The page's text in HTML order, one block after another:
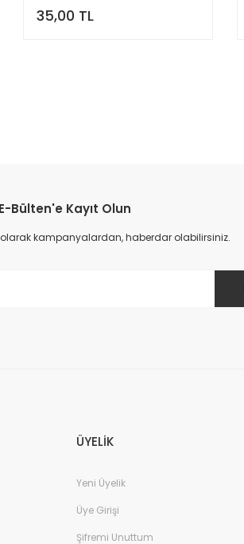
35,00 TL
E-Bülten'e Kayıt Olun
olarak kampanyalardan, haberdar olabilirsiniz.
ÜYELİK
Yeni Üyelik
Üye Girişi
Şifremi Unuttum